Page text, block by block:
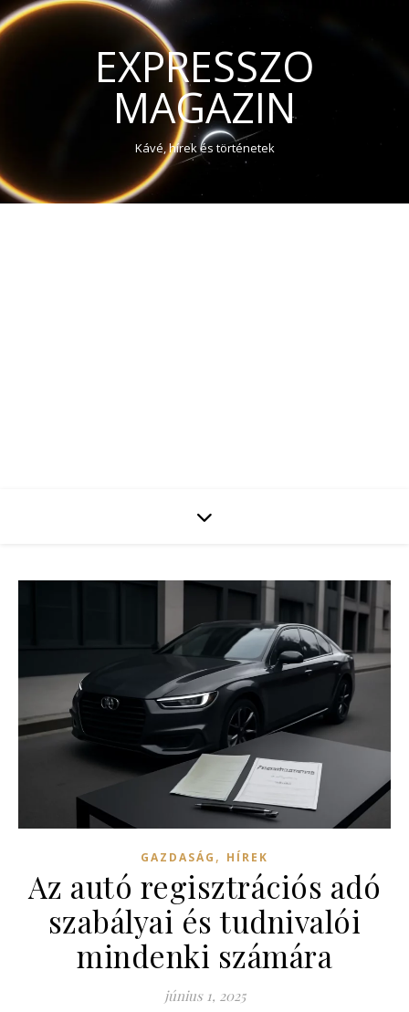
EXPRESSZO
MAGAZIN
Kávé, hírek és történetek
GAZDASÁG , HÍREK
Az autó regisztrációs adó
szabályai és tudnivalói
mindenki számára
június 1, 2025